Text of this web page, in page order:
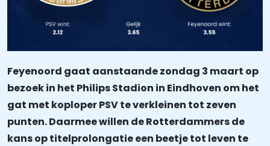
Feyenoord gaat aanstaande zondag 3 maart op
bezoek in het Philips Stadion in Eindhoven om het
gat met koploper PSV te verkleinen tot zeven
punten. Daarmee willen de Rotterdammers de
kans op titelprolongatie een beetje tot leven te